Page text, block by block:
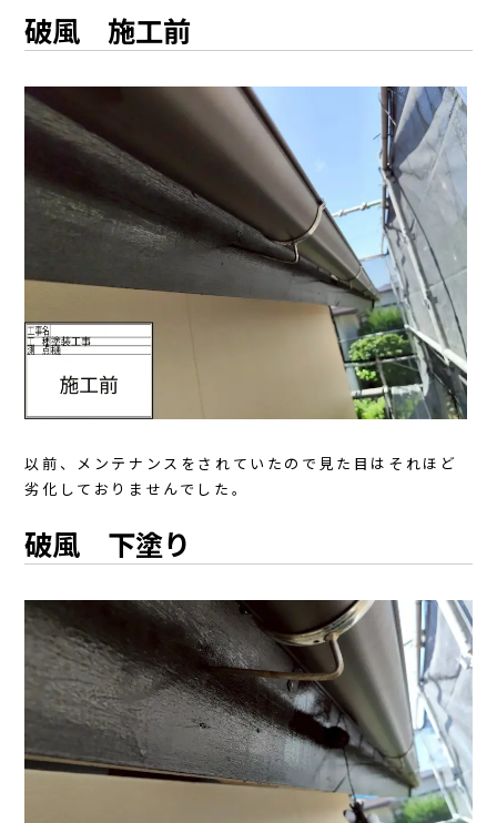
破風 施工前
以前、メンテナンスをされていたので見た目はそれほど
劣化しておりませんでした。
破風 下塗り